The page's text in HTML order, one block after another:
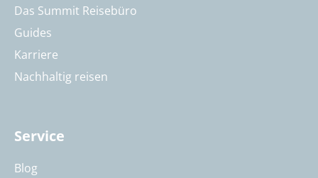
Das Summit Reisebüro
Guides
Karriere
Nachhaltig reisen
Service
Blog